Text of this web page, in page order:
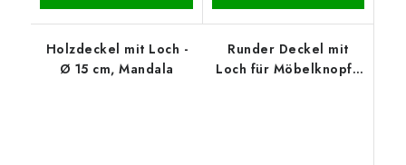
Holzdeckel mit Loch -
Ø 15 cm, Mandala
Runder Deckel mit
Loch für Möbelknopf -